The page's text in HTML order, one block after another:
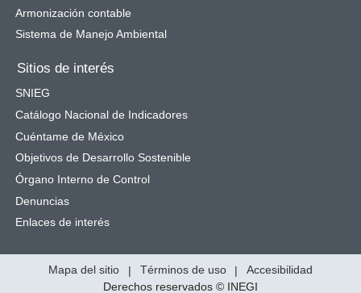
Armonización contable
Sistema de Manejo Ambiental
Sitios de interés
SNIEG
Catálogo Nacional de Indicadores
Cuéntame de México
Objetivos de Desarrollo Sostenible
Órgano Interno de Control
Denuncias
Enlaces de interés
Mapa del sitio | Términos de uso |
Accesibilidad
Derechos reservados © INEGI